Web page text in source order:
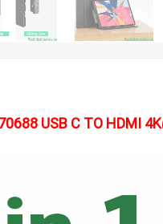
USB C TO HDMI